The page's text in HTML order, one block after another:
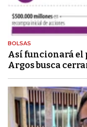
BOLSAS
Así funcionará el
Argos busca